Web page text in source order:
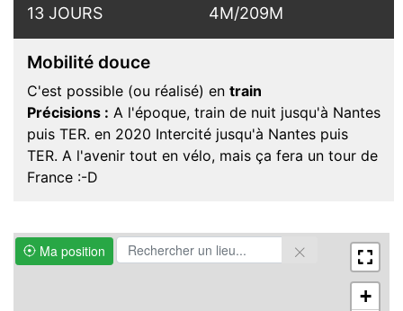
13 JOURS 4M/209M
Mobilité douce
C'est possible (ou réalisé) en train
Précisions : A l'époque, train de nuit jusqu'à Nantes
puis TER. en 2020 Intercité jusqu'à Nantes puis
TER. A l'avenir tout en vélo, mais ça fera un tour de
France :-D
Ma position
+